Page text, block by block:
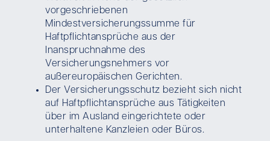
vorgeschriebenen
Mindestversicherungssumme für
Haftpflichtansprüche aus der
Inanspruchnahme des
Versicherungsnehmers vor
außereuropäischen Gerichten.
Der Versicherungsschutz bezieht sich nicht
auf Haftpflichtansprüche aus Tätigkeiten
über im Ausland eingerichtete oder
unterhaltene Kanzleien oder Büros.